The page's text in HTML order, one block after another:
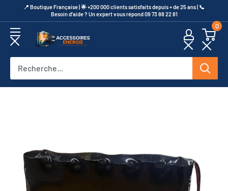
au
contenu
​📍​ Boutique Française | 🌟 +200 000 clients satisfaits depuis + de 25 ans | 📞​
Besoin d’aide ? Un expert vous répond 09 73 88 22 81
Accessoires
0